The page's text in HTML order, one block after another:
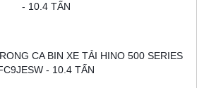
- 10.4 TẤN
CA BIN XE TẢI HINO 500 SERIES
- 10.4 TẤN